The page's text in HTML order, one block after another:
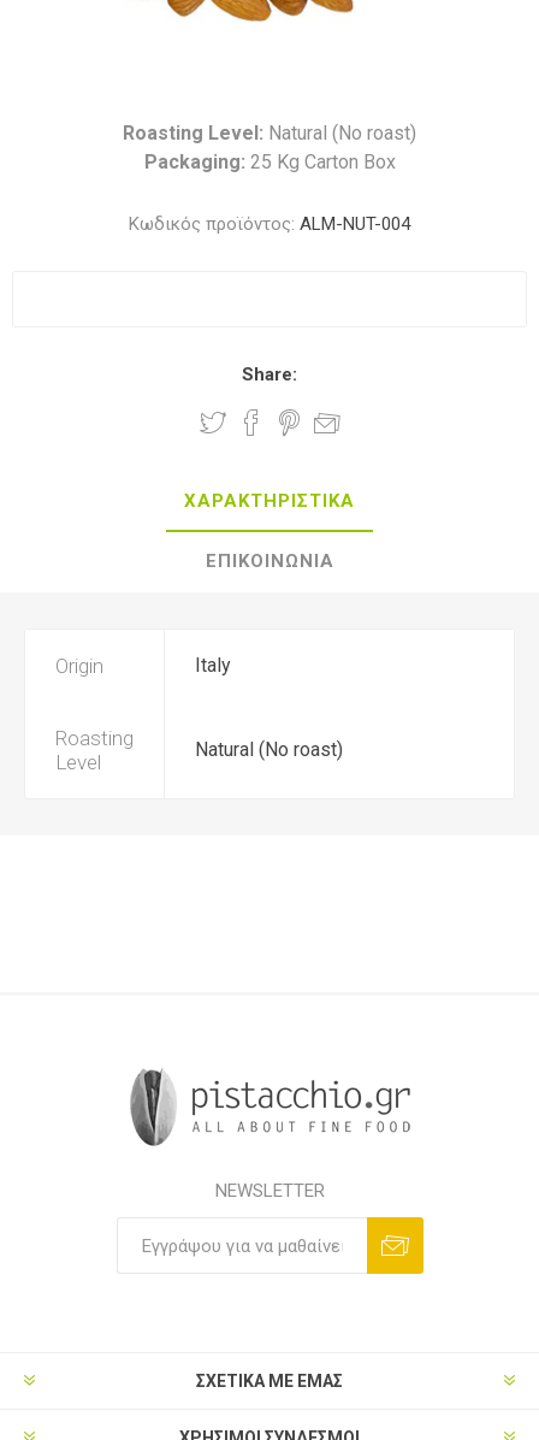
Roasting Level: Natural (No roast)
Packaging: 25 Kg Carton Box
Κωδικός προϊόντος: ALM-NUT-004
Share:
ΧΑΡΑΚΤΗΡΙΣΤΙΚΑ
ΕΠΙΚΟΙΝΩΝΙΑ
Origin Italy
Roasting
Level
Natural (No roast)
NEWSLETTER
ΣΧΕΤΙΚΑ ΜΕ ΕΜΑΣ